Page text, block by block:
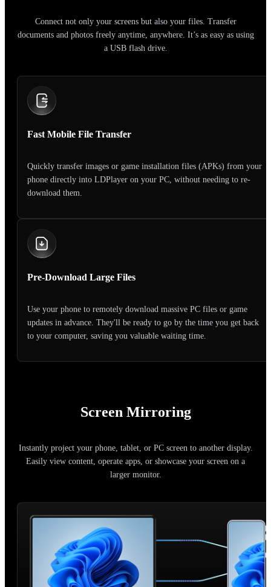
Connect not only your screens but also your files. Transfer
documents and photos freely anytime, anywhere. It’s as easy as using
a USB flash drive.
Fast Mobile File Transfer
Quickly transfer images or game installation files (APKs) from your
phone directly into LDPlayer on your PC, without needing to re-
download them.
Pre-Download Large Files
Use your phone to remotely download massive PC files or game
updates in advance. They'll be ready to go by the time you get back
to your computer, saving you valuable waiting time.
Screen Mirroring
Instantly project your phone, tablet, or PC screen to another display.
Easily view content, operate apps, or showcase your screen on a
larger monitor.